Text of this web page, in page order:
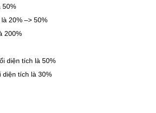
50%
20% –> 50%
200%
diện tích là 50%
diện tích là 30%